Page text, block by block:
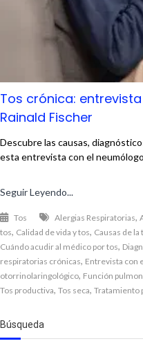
Tos crónica:
Rainald Fischer
Descubre las causas,
esta entrevista con el
Seguir Leyendo...
Tos Alergias Respiratorias,
tos, Calidad de vida y tos, Causas de
Cuándo acudir al médico por tos,
respiratorias crónicas, Entrevista con
otorrinolaringológico, Función
Tos productiva, Tos seca, Tratamiento
Búsqueda